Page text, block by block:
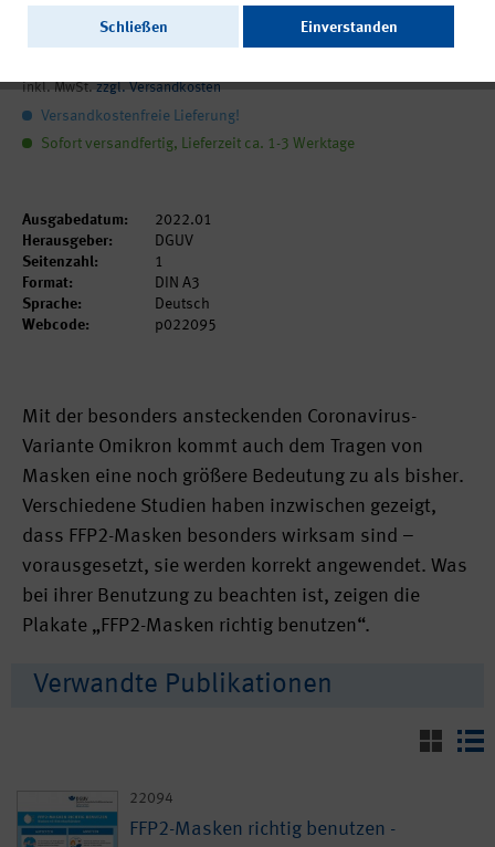
mit Ohrenschlaufen
inkl. MwSt. zzgl. Versandkosten
Versandkostenfreie Lieferung!
Sofort versandfertig, Lieferzeit ca. 1-3 Werktage
Ausgabedatum:
2022.01
Herausgeber:
DGUV
Seitenzahl:
1
Format:
DIN A3
Sprache:
Deutsch
Webcode:
p022095
Mit der besonders ansteckenden Coronavirus-
Variante Omikron kommt auch dem Tragen von
Masken eine noch größere Bedeutung zu als bisher.
Verschiedene Studien haben inzwischen gezeigt,
dass FFP2-Masken besonders wirksam sind –
vorausgesetzt, sie werden korrekt angewendet. Was
bei ihrer Benutzung zu beachten ist, zeigen die
Plakate „FFP2-Masken richtig benutzen“.
Verwandte Publikationen
22094
FFP2-Masken richtig benutzen -
Schließen Einverstanden